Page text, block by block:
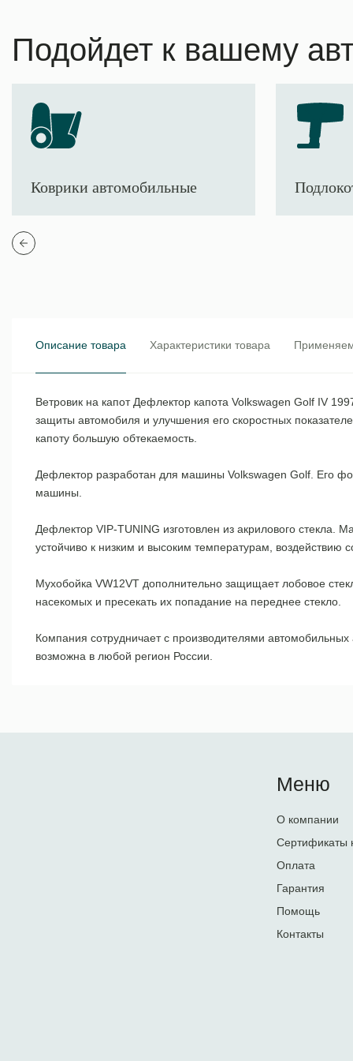
Подойдет к вашему
Коврики автомобильные
Описание товара Характеристики товара
Ветровик на капот Дефлектор капота Volkswagen Golf IV
защиты автомобиля и улучшения его скоростных
капоту большую обтекаемость.
Дефлектор разработан для машины Volkswagen Golf. Его
машины.
Дефлектор VIP-TUNING изготовлен из акрилового
устойчиво к низким и высоким температурам,
Мухобойка VW12VT дополнительно защищает лобовое
насекомых и пресекать их попадание на переднее стекло.
Компания сотрудничает с производителями автомобильных
возможна в любой регион России.
Меню
О компании
Сертификаты
Оплата
Гарантия
Помощь
Контакты